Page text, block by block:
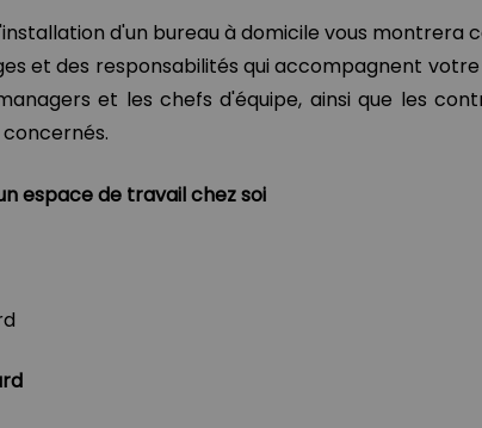
d'un bureau à domicile vous montrera
et des responsabilités qui accompagnent votre
et les chefs d'équipe, ainsi que les
espace de travail chez soi